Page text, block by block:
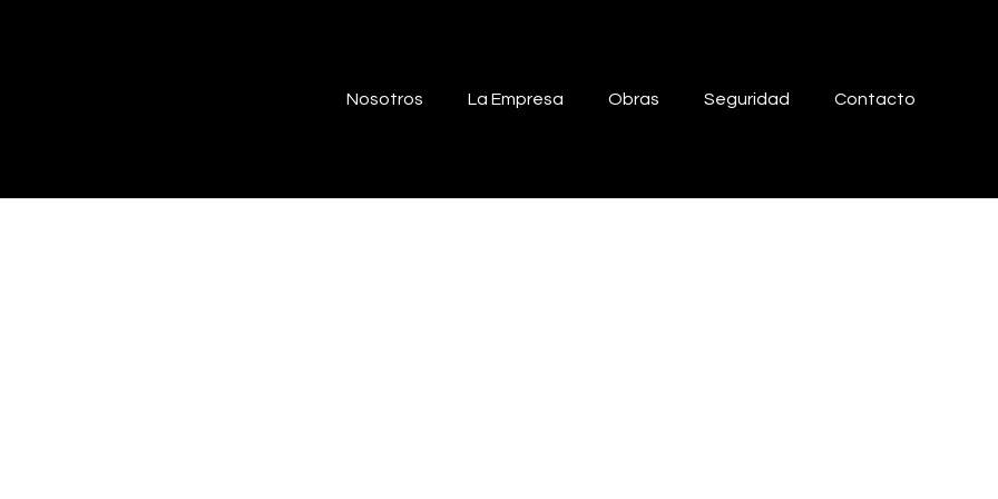
Nosotros La Empresa Obras Seguridad Contacto